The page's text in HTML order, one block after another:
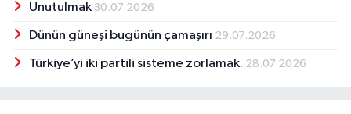
Unutulmak 30.07.2026
Dünün güneşi bugünün çamaşırı 29.07.2026
Türkiye’yi iki partili sisteme zorlamak. 28.07.2026